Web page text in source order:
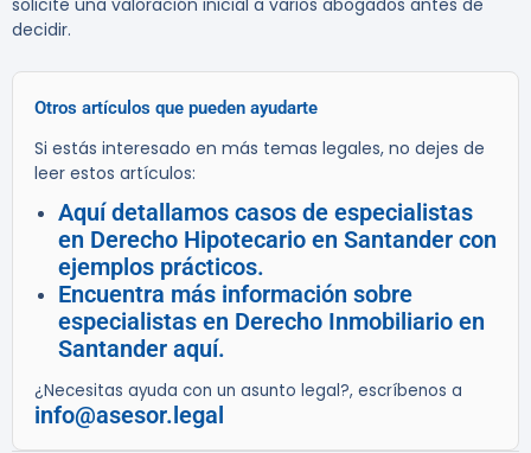
solicite una valoración inicial a varios abogados antes de
decidir.
Otros artículos que pueden ayudarte
Si estás interesado en más temas legales, no dejes de
leer estos artículos:
Aquí detallamos casos de especialistas
en Derecho Hipotecario en Santander con
ejemplos prácticos.
Encuentra más información sobre
especialistas en Derecho Inmobiliario en
Santander aquí.
¿Necesitas ayuda con un asunto legal?, escríbenos a
info@asesor.legal